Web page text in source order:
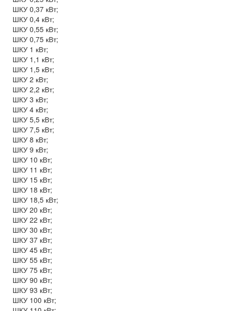
ШКУ 0,37 кВт;
ШКУ 0,4 кВт;
ШКУ 0,55 кВт;
ШКУ 0,75 кВт;
ШКУ 1 кВт;
ШКУ 1,1 кВт;
ШКУ 1,5 кВт;
ШКУ 2 кВт;
ШКУ 2,2 кВт;
ШКУ 3 кВт;
ШКУ 4 кВт;
ШКУ 5,5 кВт;
ШКУ 7,5 кВт;
ШКУ 8 кВт;
ШКУ 9 кВт;
ШКУ 10 кВт;
ШКУ 11 кВт;
ШКУ 15 кВт;
ШКУ 18 кВт;
ШКУ 18,5 кВт;
ШКУ 20 кВт;
ШКУ 22 кВт;
ШКУ 30 кВт;
ШКУ 37 кВт;
ШКУ 45 кВт;
ШКУ 55 кВт;
ШКУ 75 кВт;
ШКУ 90 кВт;
ШКУ 93 кВт;
ШКУ 100 кВт;